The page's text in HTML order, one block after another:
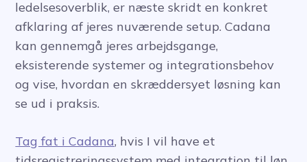
ledelsesoverblik, er næste skridt en konkret
afklaring af jeres nuværende setup. Cadana
kan gennemgå jeres arbejdsgange,
eksisterende systemer og integrationsbehov
og vise, hvordan en skræddersyet løsning kan
se ud i praksis.
Tag fat i Cadana, hvis I vil have et